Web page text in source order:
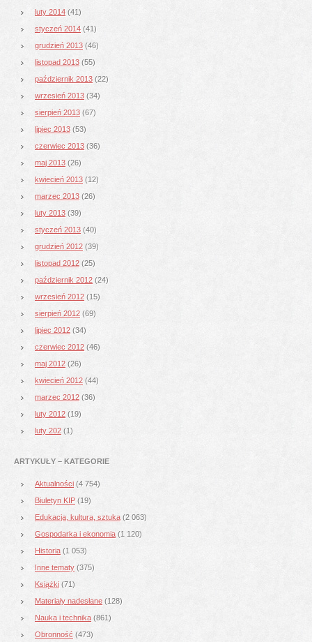
luty 2014 (41)
styczeń 2014 (41)
grudzień 2013 (46)
listopad 2013 (55)
październik 2013 (22)
wrzesień 2013 (34)
sierpień 2013 (67)
lipiec 2013 (53)
czerwiec 2013 (36)
maj 2013 (26)
kwiecień 2013 (12)
marzec 2013 (26)
luty 2013 (39)
styczeń 2013 (40)
grudzień 2012 (39)
listopad 2012 (25)
październik 2012 (24)
wrzesień 2012 (15)
sierpień 2012 (69)
lipiec 2012 (34)
czerwiec 2012 (46)
maj 2012 (26)
kwiecień 2012 (44)
marzec 2012 (36)
luty 2012 (19)
luty 202 (1)
ARTYKUŁY – KATEGORIE
Aktualności (4 754)
Biuletyn KIP (19)
Edukacja, kultura, sztuka (2 063)
Gospodarka i ekonomia (1 120)
Historia (1 053)
Inne tematy (375)
Książki (71)
Materiały nadesłane (128)
Nauka i technika (861)
Obronność (473)